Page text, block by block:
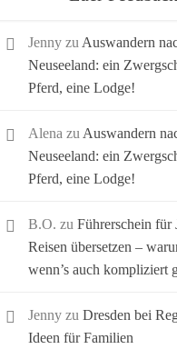
Jenny zu Auswandern
Neuseeland: ein
Pferd, eine Lodge!
Alena zu Auswandern
Neuseeland: ein
Pferd, eine Lodge!
B.O. zu Führerschein für
Reisen übersetzen –
wenn’s auch kompliziert
Jenny zu Dresden bei
Ideen für Familien